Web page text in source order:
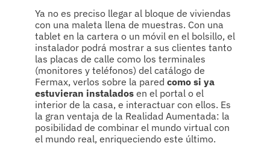
Ya no es preciso llegar al bloque de viviendas
con una maleta llena de muestras. Con una
tablet en la cartera o un móvil en el bolsillo, el
instalador podrá mostrar a sus clientes tanto
las placas de calle como los terminales
(monitores y teléfonos) del catálogo de
Fermax, verlos sobre la pared como si ya
estuvieran instalados en el portal o el
interior de la casa, e interactuar con ellos. Es
la gran ventaja de la Realidad Aumentada: la
posibilidad de combinar el mundo virtual con
el mundo real, enriqueciendo este último.